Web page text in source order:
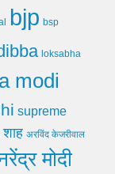
bjp bsp
loksabha
modi
supreme
अरविंद केजरीवाल
मोदी